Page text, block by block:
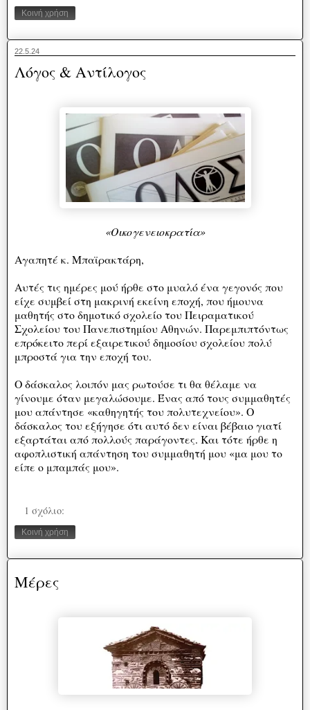
Κοινή χρήση
22.5.24
Λόγος & Αντίλογος
«Οικογενειοκρατία»
Αγαπητέ κ. Μπαϊρακτάρη,
Αυτές τις ημέρες μού ήρθε στο μυαλό ένα γεγονός που
είχε συμβεί στη μακρινή εκείνη εποχή, που ήμουνα
μαθητής στο δημοτικό σχολείο του Πειραματικού
Σχολείου του Πανεπιστημίου Αθηνών. Παρεμπιπτόντως
επρόκειτο περί εξαιρετικού δημοσίου σχολείου πολύ
μπροστά για την εποχή του.
Ο δάσκαλος λοιπόν μας ρωτούσε τι θα θέλαμε να
γίνουμε όταν μεγαλώσουμε. Ένας από τους συμμαθητές
μου απάντησε «καθηγητής του πολυτεχνείου». Ο
δάσκαλος του εξήγησε ότι αυτό δεν είναι βέβαιο γιατί
εξαρτάται από πολλούς παράγοντες. Και τότε ήρθε η
αφοπλιστική απάντηση του συμμαθητή μου «μα μου το
είπε ο μπαμπάς μου».
1 σχόλιο:
Κοινή χρήση
Μέρες